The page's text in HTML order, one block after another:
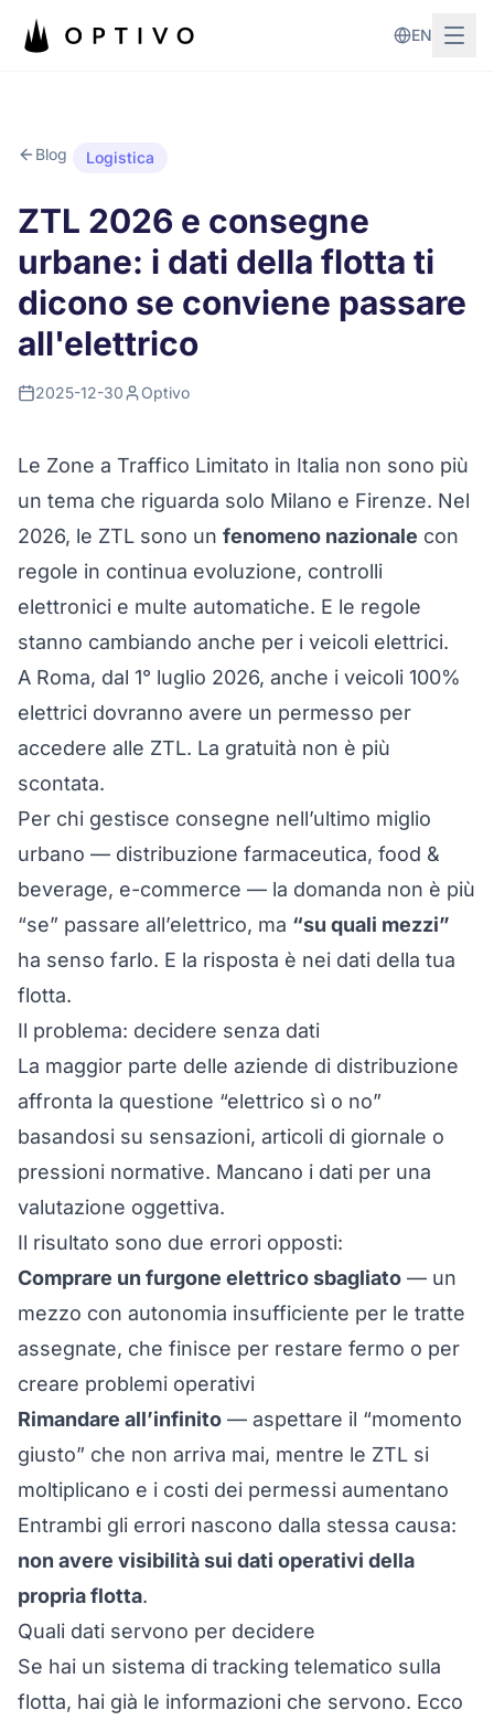
EN
Blog Logistica
ZTL 2026 e consegne
urbane: i dati della flotta ti
dicono se conviene passare
all'elettrico
2025-12-30 Optivo
Le Zone a Traffico Limitato in Italia non sono più
un tema che riguarda solo Milano e Firenze. Nel
2026, le ZTL sono un fenomeno nazionale con
regole in continua evoluzione, controlli
elettronici e multe automatiche. E le regole
stanno cambiando anche per i veicoli elettrici.
A Roma, dal 1° luglio 2026, anche i veicoli 100%
elettrici dovranno avere un permesso per
accedere alle ZTL. La gratuità non è più
scontata.
Per chi gestisce consegne nell’ultimo miglio
urbano — distribuzione farmaceutica, food &
beverage, e-commerce — la domanda non è più
“se” passare all’elettrico, ma “su quali mezzi”
ha senso farlo. E la risposta è nei dati della tua
flotta.
Il problema: decidere senza dati
La maggior parte delle aziende di distribuzione
affronta la questione “elettrico sì o no”
basandosi su sensazioni, articoli di giornale o
pressioni normative. Mancano i dati per una
valutazione oggettiva.
Il risultato sono due errori opposti:
Comprare un furgone elettrico sbagliato — un
mezzo con autonomia insufficiente per le tratte
assegnate, che finisce per restare fermo o per
creare problemi operativi
Rimandare all’infinito — aspettare il “momento
giusto” che non arriva mai, mentre le ZTL si
moltiplicano e i costi dei permessi aumentano
Entrambi gli errori nascono dalla stessa causa:
non avere visibilità sui dati operativi della
propria flotta.
Quali dati servono per decidere
Se hai un sistema di tracking telematico sulla
flotta, hai già le informazioni che servono. Ecco